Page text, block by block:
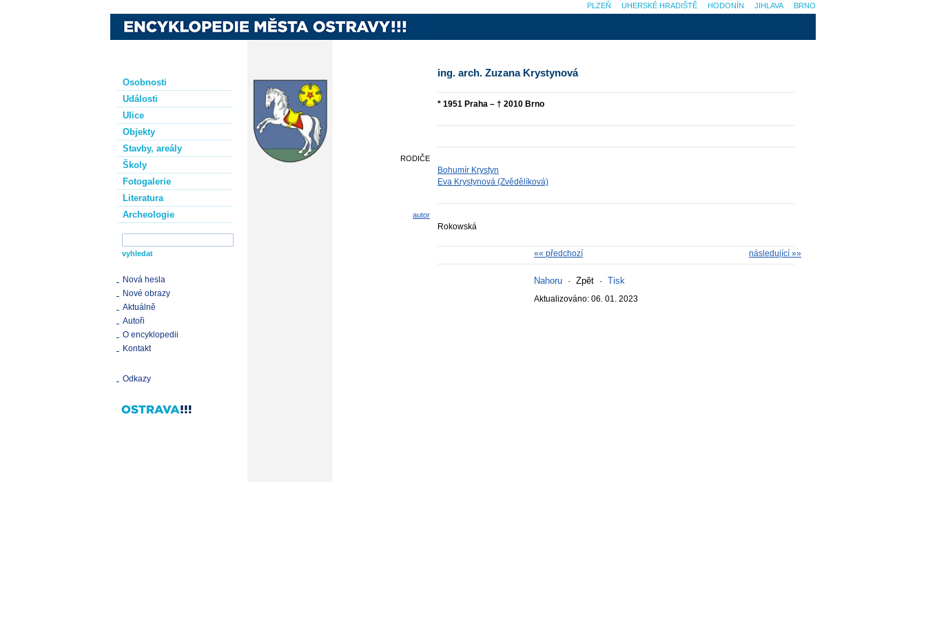
Osobnosti
Události
Ulice
Objekty
Stavby, areály
Školy
Fotogalerie
Literatura
Archeologie
Nová hesla
Nové obrazy
Aktuálně
Autoři
O encyklopedii
Kontakt
Odkazy
ing. arch. Zuzana Krystynová
* 1951 Praha – † 2010 Brno
RODIČE
Bohumír Krystyn
Eva Krystynová (Zvědělíková)
autor
Rokowská
následující »»
«« předchozí
Nahoru · Zpět · Tisk
Aktualizováno: 06. 01. 2023
BRNO
JIHLAVA
HODONÍN
UHERSKÉ HRADIŠTĚ
PLZEŇ